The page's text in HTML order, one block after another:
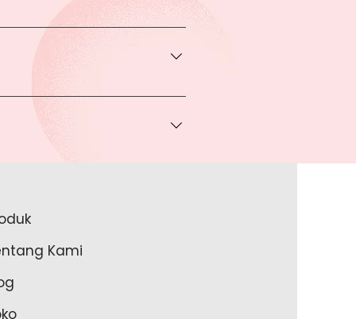
pada halaman Produk
Anda dapatkan apabila
memulai untuk transaksi
Kami